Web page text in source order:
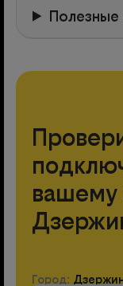
вашему
Город: